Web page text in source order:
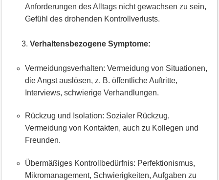
Anforderungen des Alltags nicht gewachsen zu sein,
Gefühl des drohenden Kontrollverlusts.
Verhaltensbezogene Symptome:
Vermeidungsverhalten: Vermeidung von Situationen,
die Angst auslösen, z. B. öffentliche Auftritte,
Interviews, schwierige Verhandlungen.
Rückzug und Isolation: Sozialer Rückzug,
Vermeidung von Kontakten, auch zu Kollegen und
Freunden.
Übermäßiges Kontrollbedürfnis: Perfektionismus,
Mikromanagement, Schwierigkeiten, Aufgaben zu